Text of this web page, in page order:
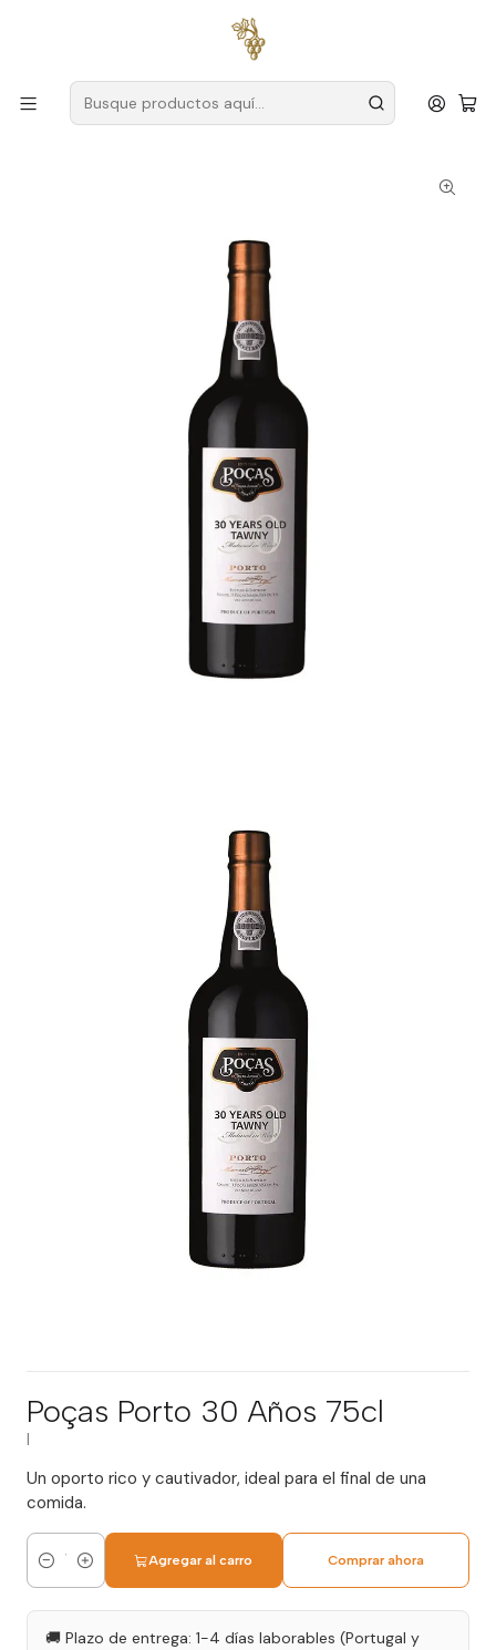
para pedidos superiores a
Productores Duero
Charcos
Poças Porto 30 Años 75cl
Poças Porto 30 Años 75cl
Un oporto rico y cautivador, ideal para el final de una
comida.
Cantidad
Agregar al carro Comprar ahora
🚚 Plazo de entrega: 1-4 días laborables (Portugal y